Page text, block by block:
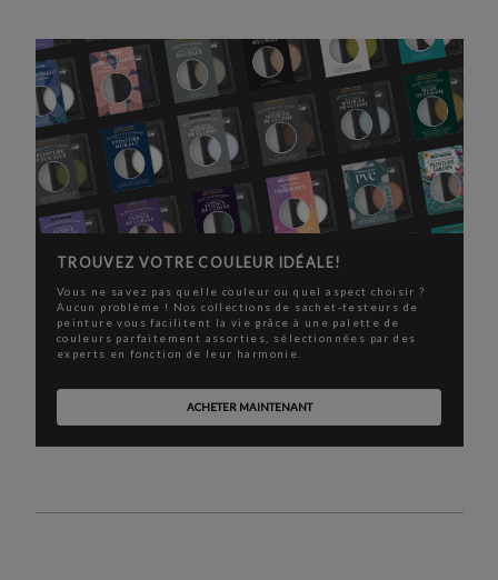
TROUVEZ VOTRE COULEUR IDÉALE!
Vous ne savez pas quelle couleur ou quel aspect choisir ?
Aucun problème ! Nos collections de sachet-testeurs de
peinture vous facilitent la vie grâce à une palette de
couleurs parfaitement assorties, sélectionnées par des
experts en fonction de leur harmonie.
ACHETER MAINTENANT